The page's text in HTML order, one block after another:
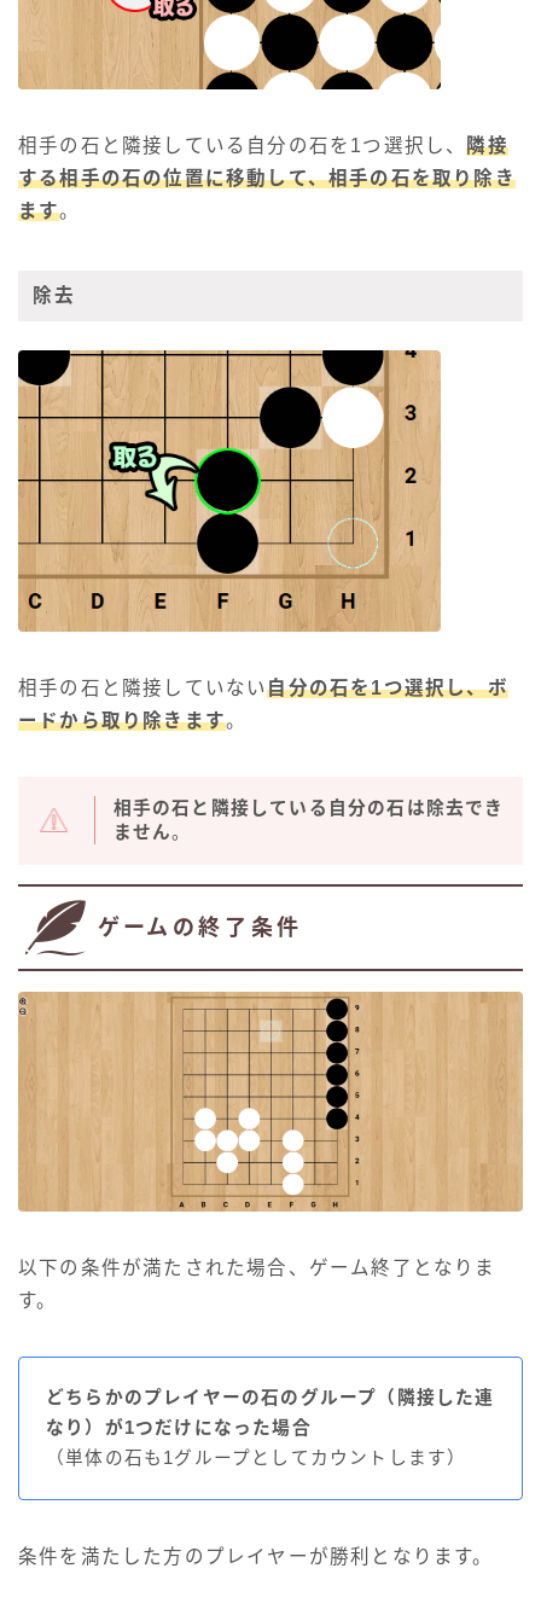
相手の石と隣接している自分の石を1つ選択し、隣接
する相手の石の位置に移動して、相手の石を取り除き
ます。
除去
相手の石と隣接していない自分の石を1つ選択し、ボ
ードから取り除きます。
相手の石と隣接している自分の石は除去でき
ません。
ゲームの終了条件
以下の条件が満たされた場合、ゲーム終了となりま
す。
どちらかのプレイヤーの石のグループ（隣接した連
なり）が1つだけになった場合
（単体の石も1グループとしてカウントします）
条件を満たした方のプレイヤーが勝利となります。